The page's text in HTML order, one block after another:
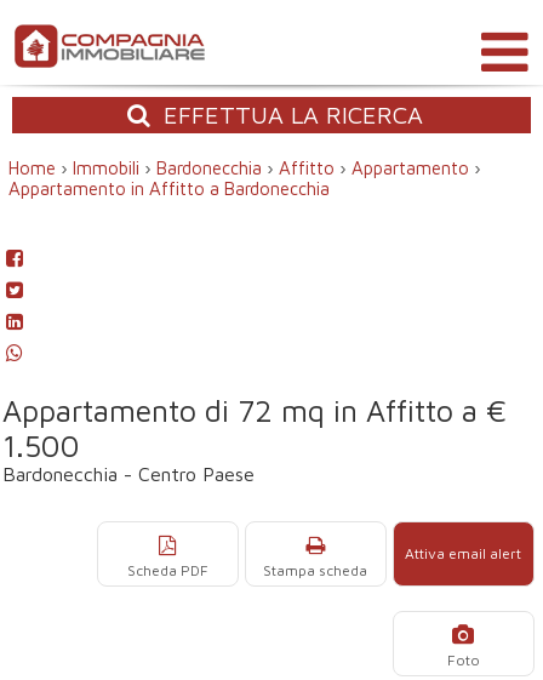
EFFETTUA LA RICERCA
Home › Immobili › Bardonecchia › Affitto › Appartamento ›
Appartamento in Affitto a Bardonecchia
Appartamento di 72 mq in Affitto a €
1.500
Bardonecchia - Centro Paese
Attiva email alert
Stampa scheda
Scheda PDF
Foto